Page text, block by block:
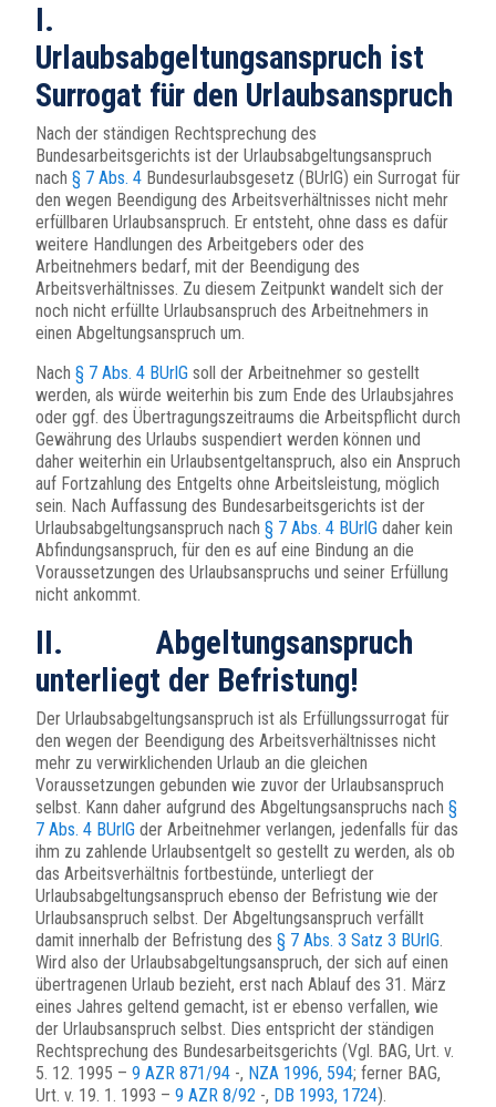
I.
Urlaubsabgeltungsanspruch ist
Surrogat für den Urlaubsanspruch
Nach der ständigen Rechtsprechung des
Bundesarbeitsgerichts ist der Urlaubsabgeltungsanspruch
nach § 7 Abs. 4 Bundesurlaubsgesetz (BUrlG) ein Surrogat für
den wegen Beendigung des Arbeitsverhältnisses nicht mehr
erfüllbaren Urlaubsanspruch. Er entsteht, ohne dass es dafür
weitere Handlungen des Arbeitgebers oder des
Arbeitnehmers bedarf, mit der Beendigung des
Arbeitsverhältnisses. Zu diesem Zeitpunkt wandelt sich der
noch nicht erfüllte Urlaubsanspruch des Arbeitnehmers in
einen Abgeltungsanspruch um.
Nach § 7 Abs. 4 BUrlG soll der Arbeitnehmer so gestellt
werden, als würde weiterhin bis zum Ende des Urlaubsjahres
oder ggf. des Übertragungszeitraums die Arbeitspflicht durch
Gewährung des Urlaubs suspendiert werden können und
daher weiterhin ein Urlaubsentgeltanspruch, also ein Anspruch
auf Fortzahlung des Entgelts ohne Arbeitsleistung, möglich
sein. Nach Auffassung des Bundesarbeitsgerichts ist der
Urlaubsabgeltungsanspruch nach § 7 Abs. 4 BUrlG daher kein
Abfindungsanspruch, für den es auf eine Bindung an die
Voraussetzungen des Urlaubsanspruchs und seiner Erfüllung
nicht ankommt.
II. Abgeltungsanspruch
unterliegt der Befristung!
Der Urlaubsabgeltungsanspruch ist als Erfüllungssurrogat für
den wegen der Beendigung des Arbeitsverhältnisses nicht
mehr zu verwirklichenden Urlaub an die gleichen
Voraussetzungen gebunden wie zuvor der Urlaubsanspruch
selbst. Kann daher aufgrund des Abgeltungsanspruchs nach §
7 Abs. 4 BUrlG der Arbeitnehmer verlangen, jedenfalls für das
ihm zu zahlende Urlaubsentgelt so gestellt zu werden, als ob
das Arbeitsverhältnis fortbestünde, unterliegt der
Urlaubsabgeltungsanspruch ebenso der Befristung wie der
Urlaubsanspruch selbst. Der Abgeltungsanspruch verfällt
damit innerhalb der Befristung des § 7 Abs. 3 Satz 3 BUrlG.
Wird also der Urlaubsabgeltungsanspruch, der sich auf einen
übertragenen Urlaub bezieht, erst nach Ablauf des 31. März
eines Jahres geltend gemacht, ist er ebenso verfallen, wie
der Urlaubsanspruch selbst. Dies entspricht der ständigen
Rechtsprechung des Bundesarbeitsgerichts (Vgl. BAG, Urt. v.
5. 12. 1995 – 9 AZR 871/94 -, NZA 1996, 594; ferner BAG,
Urt. v. 19. 1. 1993 – 9 AZR 8/92 -, DB 1993, 1724).